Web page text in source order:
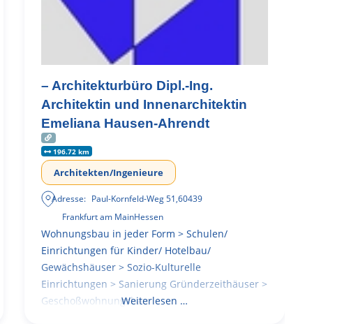
– Architekturbüro Dipl.-Ing.
Architektin und Innenarchitektin
Emeliana Hausen-Ahrendt
196.72 km
Architekten/Ingenieure
Adresse: Paul-Kornfeld-Weg 51,60439
Frankfurt am MainHessen
Wohnungsbau in jeder Form > Schulen/
Einrichtungen für Kinder/ Hotelbau/
Gewächshäuser > Sozio-Kulturelle
Einrichtungen > Sanierung Gründerzeithäuser >
GeschoßwohnungsbauWeiterlesen …